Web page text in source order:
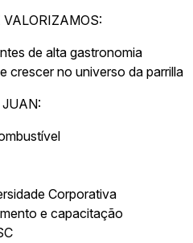
de alta gastronomia
crescer no universo da parrilla
JUAN:
Corporativa
e capacitação